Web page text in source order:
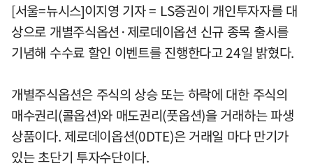
[서울=뉴시스]이지영 기자 = LS증권이 개인투자자를 대
상으로 개별주식옵션·제로데이옵션 신규 종목 출시를
기념해 수수료 할인 이벤트를 진행한다고 24일 밝혔다.
개별주식옵션은 주식의 상승 또는 하락에 대한 주식의
매수권리(콜옵션)와 매도권리(풋옵션)을 거래하는 파생
상품이다. 제로데이옵션(0DTE)은 거래일 마다 만기가
있는 초단기 투자수단이다.